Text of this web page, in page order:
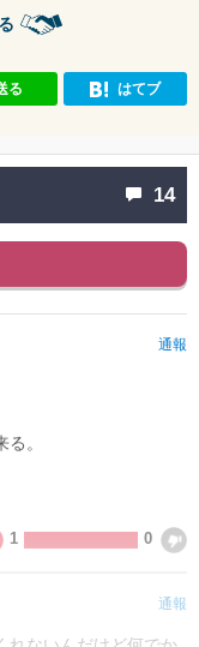
る はてブ
14
通報
。
1 0
通報